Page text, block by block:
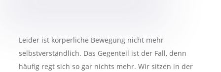
Leider ist körperliche Bewegung nicht mehr
selbstverständlich. Das Gegenteil ist der Fall, denn
häufig regt sich so gar nichts mehr. Wir sitzen in der